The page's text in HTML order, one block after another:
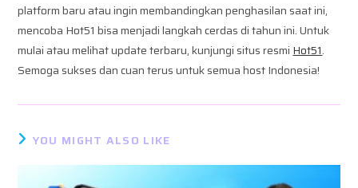
platform baru atau ingin membandingkan penghasilan saat ini,
mencoba Hot51 bisa menjadi langkah cerdas di tahun ini. Untuk
mulai atau melihat update terbaru, kunjungi situs resmi Hot51.
Semoga sukses dan cuan terus untuk semua host Indonesia!
YOU MIGHT ALSO LIKE